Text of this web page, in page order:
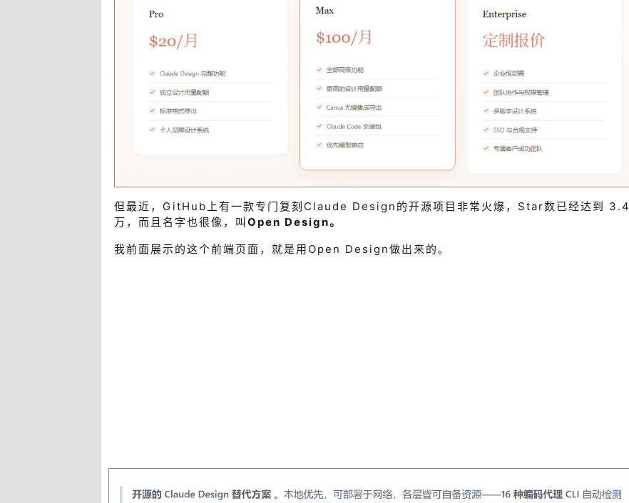
但最近，GitHub上有一款专门复刻Claude Design的开源项目非常火爆，Star数已经达到 3.4
万，而且名字也很像，叫 Open Design。
我前面展示的这个前端页面，就是用Open Design做出来的。